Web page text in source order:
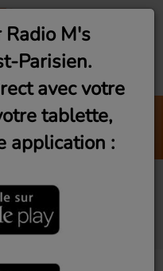
(Lundi
Radio M's
Parisien.
avec votre
tablette,
application :